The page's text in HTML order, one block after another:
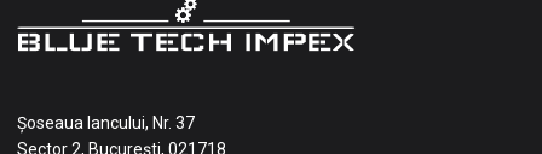
Șoseaua Iancului, Nr. 37
Sector 2, București, 021718